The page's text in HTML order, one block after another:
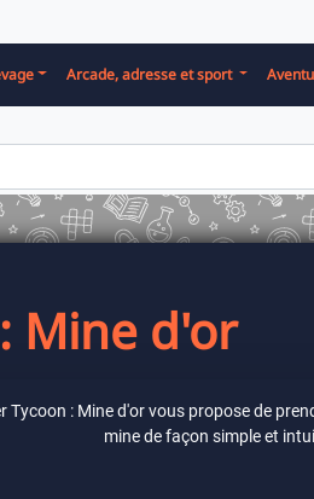
Arcade, adresse et sport
Mine d'or
Tycoon : Mine d'or vous propose de
mine de façon simple et